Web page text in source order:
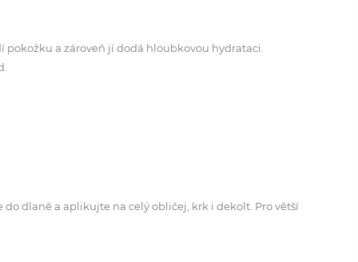
a zároveň jí dodá hloubkovou hydrataci.
dlaně a aplikujte na celý obličej, krk i dekolt. Pro větší